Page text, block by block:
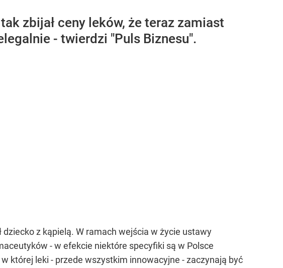
zbijał ceny leków, że teraz zamiast
- twierdzi "Puls Biznesu".
z kąpielą. W ramach wejścia w życie ustawy
- w efekcie niektóre specyfiki są w Polsce
której leki - przede wszystkim innowacyjne - zaczynają być